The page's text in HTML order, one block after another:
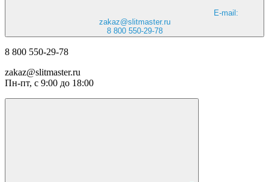
E-mail:
zakaz@slitmaster.ru
8 800 550-29-78
8 800 550-29-78
zakaz@slitmaster.ru
Пн-пт, с 9:00 до 18:00